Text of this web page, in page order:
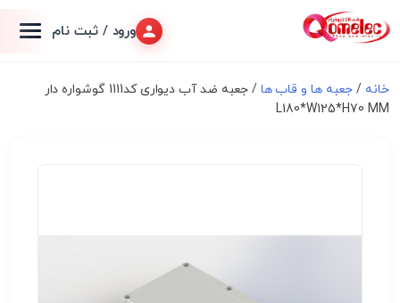
ورود / ثبت نام
خانه /جعبه ها و قاب ها
/ جعبه ضد آب دیواری کد1111 گوشواره دار
L180*W125*H70 MM